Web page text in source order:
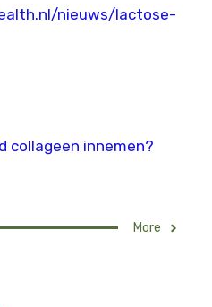
nieuws/lactose-
collageen innemen?
More